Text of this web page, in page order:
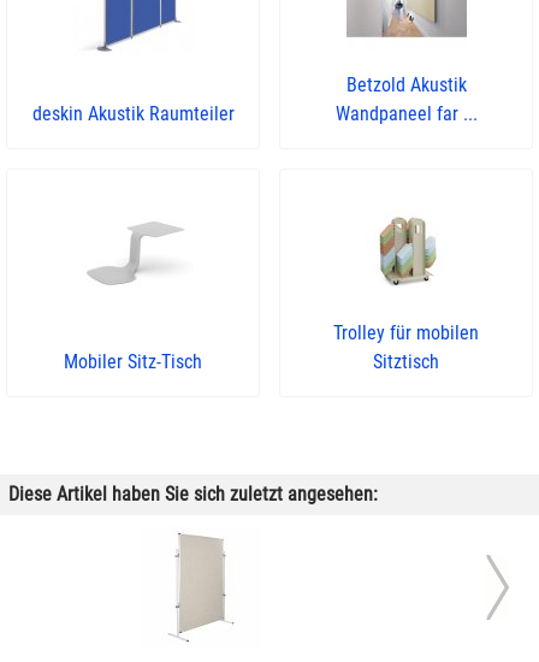
deskin Akustik Raumteiler
Betzold Akustik
Wandpaneel far ...
Mobiler Sitz-Tisch
Trolley für mobilen
Sitztisch
Diese Artikel haben Sie sich zuletzt angesehen: